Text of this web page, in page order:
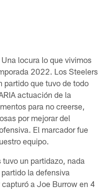
locura lo que vivimos
2022. Los Steelers
partido que tuvo de todo
actuación de la
para no creerse,
por mejorar del
El marcador fue
equipo.
un partidazo, nada
la defensiva
a Joe Burrow en 4